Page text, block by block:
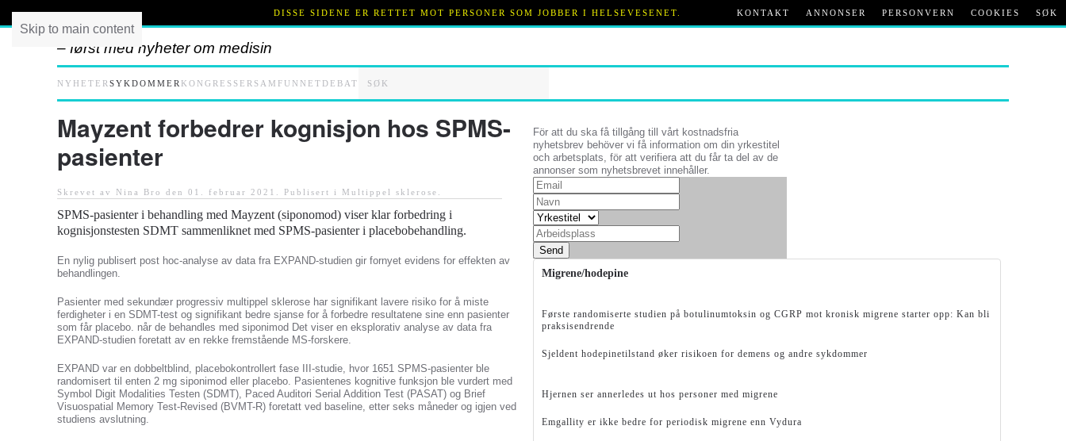
Skip to main content
– først med nyheter om medisin
NYHETER SYKDOMMER KONGRESSER SAMFUNNET DEBAT
DISSE SIDENE ER RETTET MOT PERSONER SOM JOBBER I HELSEVESENET. KONTAKT ANNONSER PERSONVERN COOKIES SØK
Mayzent forbedrer kognisjon hos SPMS-
pasienter
Skrevet av Nina Bro den 01. februar 2021 . Publisert i Multippel sklerose
SPMS-pasienter i behandling med Mayzent (siponomod) viser klar forbedring i
kognisjonstesten SDMT sammenliknet med SPMS-pasienter i placebobehandling.
En nylig publisert post hoc-analyse av data fra EXPAND-studien gir fornyet evidens for effekten av
behandlingen.
Pasienter med sekundær progressiv multippel sklerose har signifikant lavere risiko for å miste
ferdigheter i en SDMT-test og signifikant bedre sjanse for å forbedre resultatene sine enn pasienter
som får placebo. når de behandles med siponimod Det viser en eksplorativ analyse av data fra
EXPAND-studien foretatt av en rekke fremstående MS-forskere.
EXPAND var en dobbeltblind, placebokontrollert fase III-studie, hvor 1651 SPMS-pasienter ble
randomisert til enten 2 mg siponimod eller placebo. Pasientenes kognitive funksjon ble vurdert med
Symbol Digit Modalities Testen (SDMT), Paced Auditori Serial Addition Test (PASAT) og Brief
Visuospatial Memory Test-Revised (BVMT-R) foretatt ved baseline, etter seks måneder og igjen ved
studiens avslutning.
För att du ska få tillgång till vårt kostnadsfria
nyhetsbrev behöver vi få information om din yrkestitel
och arbetsplats, för att verifiera att du får ta del av de
annonser som nyhetsbrevet innehåller.
Send
Migrene/hodepine
Første randomiserte studien på botulinumtoksin og CGRP mot kronisk migrene starter opp: Kan bli
praksisendrende
Sjeldent hodepinetilstand øker risikoen for demens og andre sykdommer
Hjernen ser annerledes ut hos personer med migrene
Emgallity er ikke bedre for periodisk migrene enn Vydura